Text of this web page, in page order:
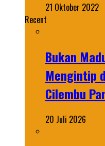
21 Oktober 2022
Recent
Bukan
Mengintip
Cilembu
20 Juli 2026